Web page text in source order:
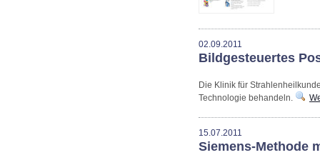
02.09.2011
Bildgesteuertes
Die Klinik für
Technologie behandeln.
15.07.2011
Siemens-Methode